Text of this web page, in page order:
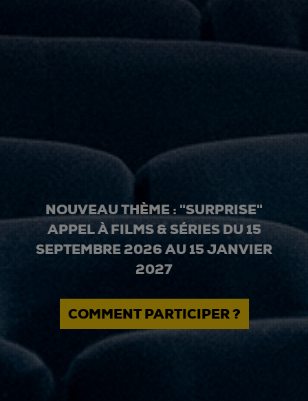
NOUVEAU THÈME : "SURPRISE"
APPEL À FILMS & SÉRIES DU 15
SEPTEMBRE 2026 AU 15 JANVIER
2027
COMMENT PARTICIPER ?